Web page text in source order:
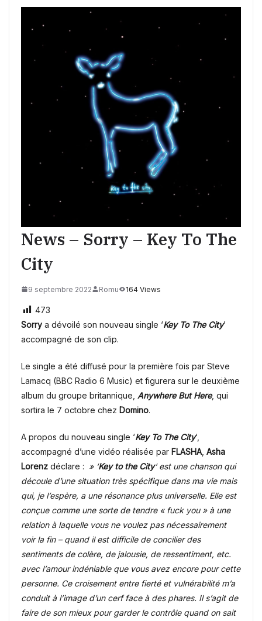
News – Sorry – Key To The
City
9 septembre 2022 Romu 164 Views
473
Sorry a dévoilé son nouveau single ‘Key To The City’
accompagné de son clip.
Le single a été diffusé pour la première fois par Steve
Lamacq (BBC Radio 6 Music) et figurera sur le deuxième
album du groupe britannique, Anywhere But Here, qui
sortira le 7 octobre chez Domino.
A propos du nouveau single ‘Key To The City‘,
accompagné d’une vidéo réalisée par FLASHA Asha
Lorenz déclare : » ‘Key to the City‘ est une chanson qui
découle d’une situation très spécifique dans ma vie mais
qui, je l’espère, a une résonance plus universelle. Elle est
conçue comme une sorte de tendre « fuck you » à une
relation à laquelle vous ne voulez pas nécessairement
voir la fin – quand il est difficile de concilier des
sentiments de colère, de jalousie, de ressentiment, etc.
avec l’amour indéniable que vous avez encore pour cette
personne. Ce croisement entre fierté et vulnérabilité m’a
conduit à l’image d’un cerf face à des phares. Il s’agit de
faire de son mieux pour garder le contrôle quand on sait